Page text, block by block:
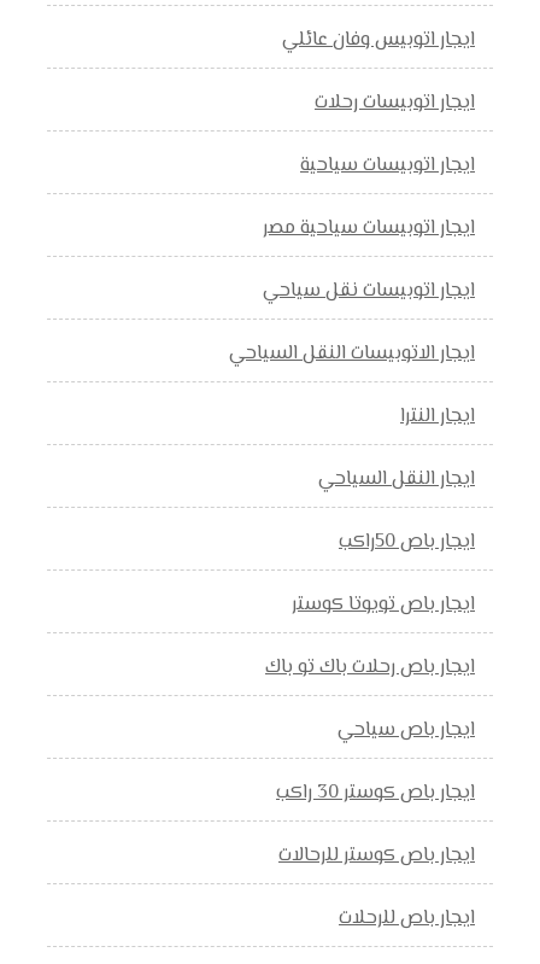
ايجار اتوبيس وفان عائلي
ايجار اتوبيسات رحلات
ايجار اتوبيسات سياحية
ايجار اتوبيسات سياحية مصر
ايجار اتوبيسات نقل سياحي
ايجار الاتوبيسات النقل السياحي
ايجار النترا
ايجار النقل السياحي
ايجار باص 50راكب
ايجار باص تويوتا كوستر
ايجار باص رحلات باك تو باك
ايجار باص سياحي
ايجار باص كوستر 30 راكب
ايجار باص كوستر للرحالات
ايجار باص للرحلات